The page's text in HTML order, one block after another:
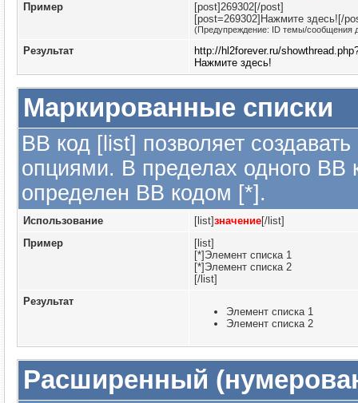
Пример
[post]269302[/post]
[post=269302]Нажмите здесь![/
(Предупреждение: ID темы/сообщения
Результат
http://hl2forever.ru/
Нажмите здесь!
Маркированные списки
BB код [list] позволяет
опциями. В пределах одного
определен BB кодом [*].
Использование [list]значение[/list]
Пример
[list]
[*]Элемент списка 1
[*]Элемент списка 2
[/list]
Результат
Элемент списка 1
Элемент списка 2
Расширенный